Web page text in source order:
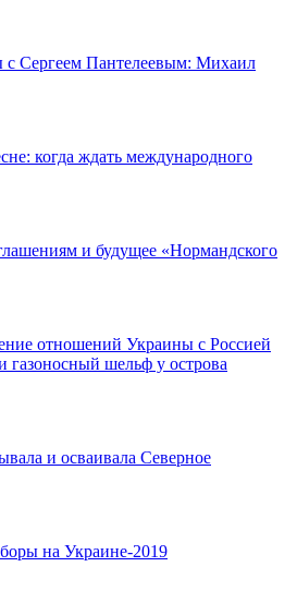
с Сергеем Пантелеевым: Михаил
когда ждать международного
и будущее «Нормандского
отношений Украины с Россией
шельф у острова
и осваивала Северное
на Украине-2019